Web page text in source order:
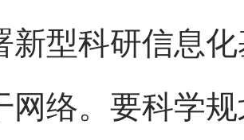
新型科研信息
网络。要科学